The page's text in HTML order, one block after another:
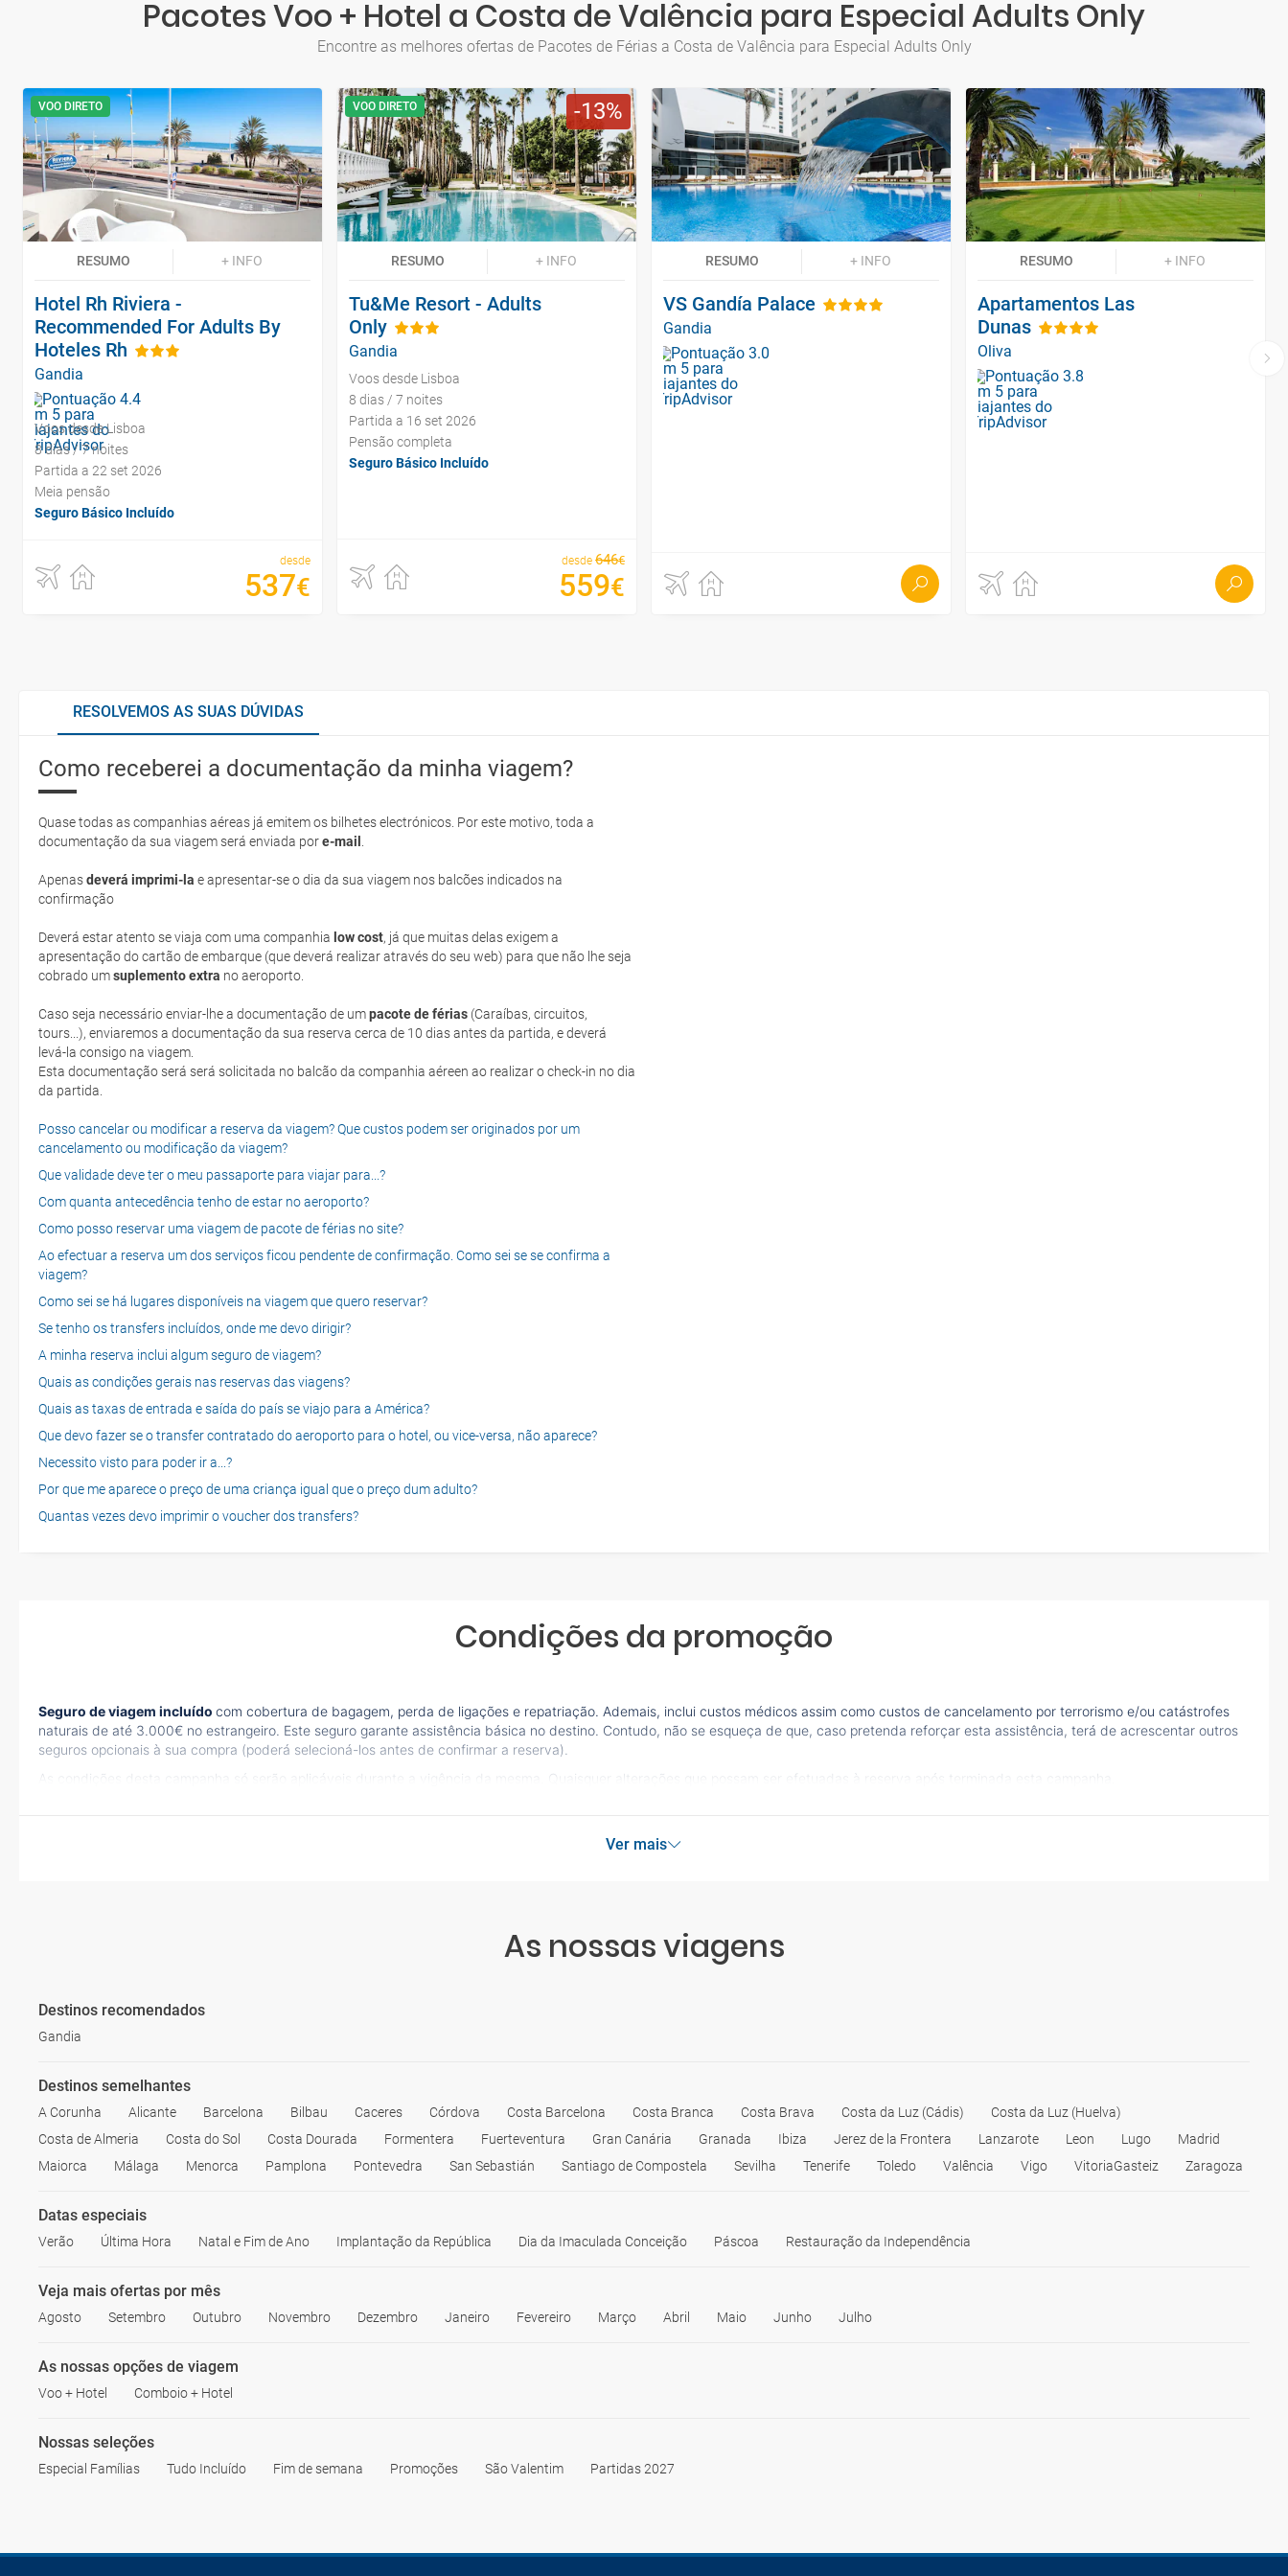
Pacotes Voo + Hotel a Costa de Valência para Especial Adults Only
Encontre as melhores ofertas de Pacotes de Férias a Costa de Valência para Especial Adults Only
VOO DIRETO
RESUMO + INFO
Hotel Rh Riviera -
Recommended For Adults By
Hoteles Rh
Gandia
Voos desde Lisboa
8 dias / 7 noites
Partida a 22 set 2026
Meia pensão
Seguro Básico Incluído
desde
537€
13
VOO DIRETO
RESUMO + INFO
Tu&Me Resort - Adults
Only
Gandia
Voos desde Lisboa
8 dias / 7 noites
Partida a 16 set 2026
Pensão completa
Seguro Básico Incluído
desde 646€
559€
RESUMO + INFO
VS Gandía Palace
Gandia
RESUMO + INFO
Apartamentos Las
Dunas
Oliva
RESOLVEMOS AS SUAS DÚVIDAS
Como receberei a documentação da minha viagem?
Quase todas as companhias aéreas já emitem os bilhetes electrónicos. Por este motivo, toda a
documentação da sua viagem será enviada pore-mail
Apenasdeverá imprimi-la e apresentar-se o dia da sua viagem nos balcões indicados na
confirmação
Deverá estar atento se viaja com uma companhia low cost, já que muitas delas exigem a
apresentação do cartão de embarque (que deverá realizar através do seu web) para que não lhe seja
cobrado umsuplemento extra no aeroporto.
Caso seja necessário enviar-lhe a documentação de umpacote de férias (Caraíbas, circuitos,
tours...), enviaremos a documentação da sua reserva cerca de 10 dias antes da partida, e deverá
levá-la consigo na viagem.
Esta documentação será será solicitada no balcão da companhia aéreen ao realizar o check-in no dia
da partida.
Posso cancelar ou modificar a reserva da viagem? Que custos podem ser originados por um
cancelamento ou modificação da viagem?
Que validade deve ter o meu passaporte para viajar para...?
Com quanta antecedência tenho de estar no aeroporto?
Como posso reservar uma viagem de pacote de férias no site?
Ao efectuar a reserva um dos serviços ficou pendente de confirmação. Como sei se se confirma a
viagem?
Como sei se há lugares disponíveis na viagem que quero reservar?
Se tenho os transfers incluídos, onde me devo dirigir?
A minha reserva inclui algum seguro de viagem?
Quais as condições gerais nas reservas das viagens?
Quais as taxas de entrada e saída do país se viajo para a América?
Que devo fazer se o transfer contratado do aeroporto para o hotel, ou vice-versa, não aparece?
Necessito visto para poder ir a...?
Por que me aparece o preço de uma criança igual que o preço dum adulto?
Quantas vezes devo imprimir o voucher dos transfers?
Condições da promoção
Seguro de viagem incluído com cobertura de bagagem, perda de ligações e repatriação. Ademais, inclui custos médicos assim como custos de cancelamento por terrorismo e/ou catástrofes
naturais de até 3.000€ no estrangeiro. Este seguro garante assistência básica no destino. Contudo, não se esqueça de que, caso pretenda reforçar esta assistência, terá de acrescentar outros
seguros opcionais à sua compra (poderá selecioná-los antes de confirmar a reserva).
As condições desta campanha só serão aplicáveis durante a vigência da mesma. Quaisquer alterações que possam ser efetuadas à reserva após terminada esta campanha.
Ver mais
As nossas viagens
Destinos recomendados
Gandia
Destinos semelhantes
A Corunha Alicante Barcelona Bilbau Caceres Córdova Costa Barcelona Costa Branca Costa Brava Costa da Luz (Cádis)
Costa da Luz (Huelva)
Costa de Almeria
Costa do Sol Costa Dourada Formentera Fuerteventura Gran Canária Granada Ibiza Jerez de la Frontera Lanzarote Leon Lugo
Madrid
Maiorca
Málaga Menorca Pamplona Pontevedra San Sebastián Santiago de Compostela Sevilha Tenerife Toledo Valência Vigo VitoriaGasteiz Zaragoza
Datas especiais
Verão Última Hora Natal e Fim de Ano Implantação da República Dia da Imaculada Conceição Páscoa Restauração da Independência
Veja mais ofertas por mês
Agosto Setembro Outubro Novembro Dezembro Janeiro Fevereiro Março Abril Maio Junho Julho
As nossas opções de viagem
Voo + Hotel Comboio + Hotel
Nossas seleções
Especial Famílias Tudo Incluído Fim de semana Promoções São Valentim Partidas 2027